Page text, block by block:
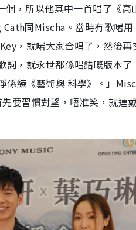
，所以他其中一首唱了《
同Mischa。當時冇歌啱
，就啱大家合唱了，然後
詞，就永世都係唱錯嘅版本
係練《藝術與 科學》。」
要習慣對望，唔准笑，就連